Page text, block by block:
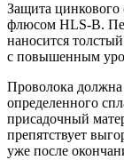
Защита цинкового
флюсом HLS-B.
наносится
с повышенным
Проволока должна
определенного
присадочный
препятствует
уже после